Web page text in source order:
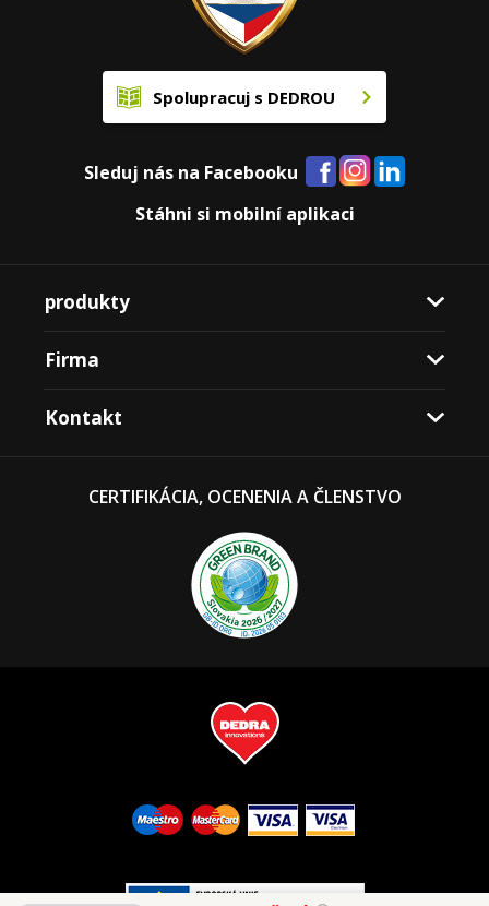
Spolupracuj s DEDROU
Sleduj nás na Facebooku
Stáhni si mobilní aplikaci
produkty
Firma
Kontakt
CERTIFIKÁCIA, OCENENIA A ČLENSTVO